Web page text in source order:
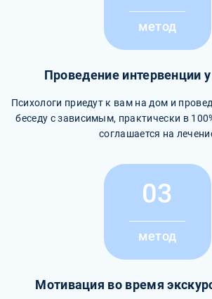
метод
Проведение интервенции
Психологи приедут к вам на дом и
беседу с зависимым, практически в
соглашается на
03
метод
Мотивация во время